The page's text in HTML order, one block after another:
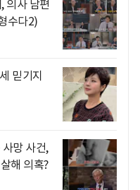
의사 남편
수다2)
믿기지
망 사건,
해 의혹?